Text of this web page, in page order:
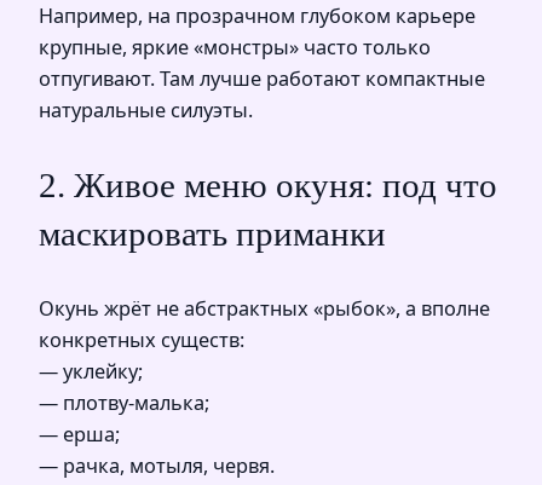
Например, на прозрачном глубоком карьере
крупные, яркие «монстры» часто только
отпугивают. Там лучше работают компактные
натуральные силуэты.
2. Живое меню окуня: под что
маскировать приманки
Окунь жрёт не абстрактных «рыбок», а вполне
конкретных существ:
— уклейку;
— плотву-малька;
— ерша;
— рачка, мотыля, червя.